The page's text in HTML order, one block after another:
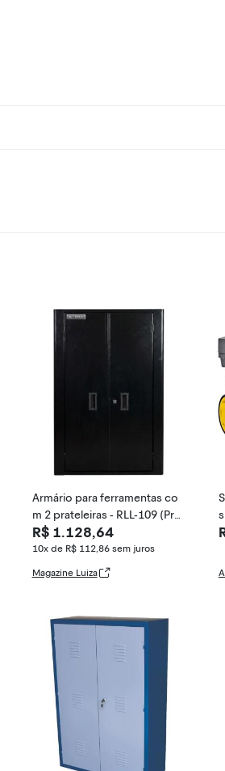
Armário para ferramentas co
m 2 prateleiras - RLL-109 (Pret
o) - Rotterm
R$ 1.128,64
10x de R$ 112,86 sem juros
Magazine Luiza